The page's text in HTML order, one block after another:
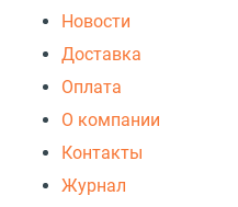
Новости
Доставка
Оплата
О компании
Контакты
Журнал